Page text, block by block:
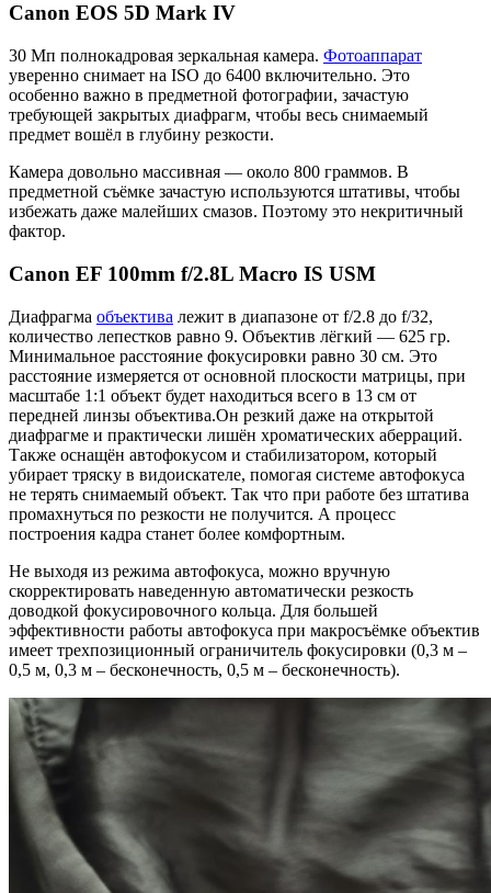
Canon EOS 5D Mark IV
30 Мп полнокадровая зеркальная камера. Фотоаппарат
уверенно снимает на ISO до 6400 включительно. Это
особенно важно в предметной фотографии, зачастую
требующей закрытых диафрагм, чтобы весь снимаемый
предмет вошёл в глубину резкости.
Камера довольно массивная — около 800 граммов. В
предметной съёмке зачастую используются штативы, чтобы
избежать даже малейших смазов. Поэтому это некритичный
фактор.
Canon EF 100mm f/2.8L Macro IS USM
Диафрагма объектива лежит в диапазоне от f/2.8 до f/32,
количество лепестков равно 9. Объектив лёгкий — 625 гр.
Минимальное расстояние фокусировки равно 30 см. Это
расстояние измеряется от основной плоскости матрицы, при
масштабе 1:1 объект будет находиться всего в 13 см от
передней линзы объектива.Он резкий даже на открытой
диафрагме и практически лишён хроматических аберраций.
Также оснащён автофокусом и стабилизатором, который
убирает тряску в видоискателе, помогая системе автофокуса
не терять снимаемый объект. Так что при работе без штатива
промахнуться по резкости не получится. А процесс
построения кадра станет более комфортным.
Не выходя из режима автофокуса, можно вручную
скорректировать наведенную автоматически резкость
доводкой фокусировочного кольца. Для большей
эффективности работы автофокуса при макросъёмке объектив
имеет трехпозиционный ограничитель фокусировки (0,3 м –
0,5 м, 0,3 м – бесконечность, 0,5 м – бесконечность).